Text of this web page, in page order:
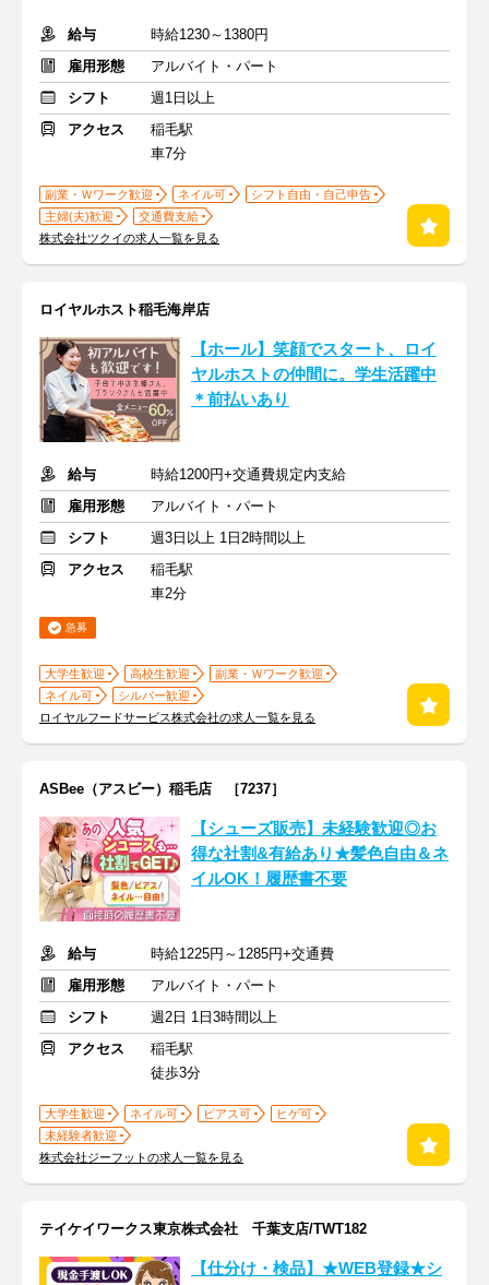
給与
時給1230～1380円
雇用形態
アルバイト・パート
シフト
週1日以上
アクセス
稲毛駅
車7分
副業・Ｗワーク歓迎 ネイル可
シフト自由・自己申告
主婦(夫)歓迎
交通費支給
株式会社ツクイの求人一覧を見る
ロイヤルホスト稲毛海岸店
【ホール】笑顔でスタート、ロイ
ヤルホストの仲間に。学生活躍中
＊前払いあり
給与
時給1200円+交通費規定内支給
雇用形態
アルバイト・パート
シフト
週3日以上 1日2時間以上
アクセス
稲毛駅
車2分
急募
大学生歓迎 高校生歓迎
副業・Ｗワーク歓迎
ネイル可
シルバー歓迎
ロイヤルフードサービス株式会社の求人一覧を見る
ASBee（アスビー）稲毛店 ［7237］
【シューズ販売】未経験歓迎◎お
得な社割&有給あり★髪色自由＆ネ
イルOK！履歴書不要
給与
時給1225円～1285円+交通費
雇用形態
アルバイト・パート
シフト
週2日 1日3時間以上
アクセス
稲毛駅
徒歩3分
大学生歓迎 ネイル可 ピアス可
ヒゲ可
未経験者歓迎
株式会社ジーフットの求人一覧を見る
テイケイワークス東京株式会社 千葉支店/TWT182
【仕分け・検品】★WEB登録★シ